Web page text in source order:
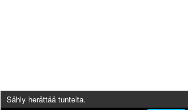
Sähly herättää tunteita.